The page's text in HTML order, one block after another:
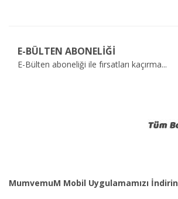
E-BÜLTEN ABONELİĞİ
E-Bülten aboneliği ile fırsatları kaçırma...
MumvemuM Mobil Uygulamamızı İndirin